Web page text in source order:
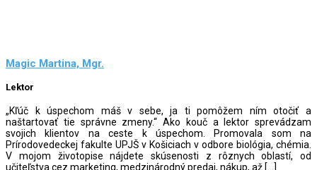
Magic Martina, Mgr.
Lektor
„Kľúč k úspechom máš v sebe, ja ti pomôžem ním otočiť a
naštartovať tie správne zmeny.“ Ako kouč a lektor sprevádzam
svojich klientov na ceste k úspechom. Promovala som na
Prírodovedeckej fakulte UPJŠ v Košiciach v odbore biológia, chémia.
V mojom životopise nájdete skúsenosti z rôznych oblastí, od
učiteľstva cez marketing, medzinárodný predaj, nákup, až […]